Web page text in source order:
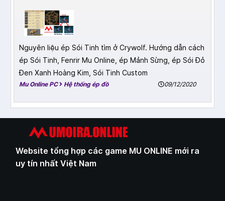
Nguyên liệu ép Sói Tinh tìm ở Crywolf. Hướng dẫn cách
ép Sói Tinh, Fenrir Mu Online, ép Mảnh Sừng, ép Sói Đỏ
Đen Xanh Hoàng Kim, Sói Tinh Custom
Mu Online PC Hệ thống ép đồ 09/12/2020
Website tổng hợp các game MU ONLINE mới ra
uy tín nhất Việt Nam